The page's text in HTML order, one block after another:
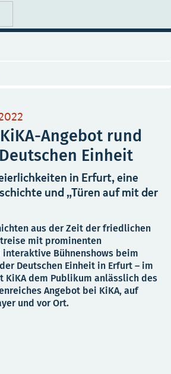
Angebot rund
Einheit
in Erfurt, eine
und „Türen auf mit der
aus der Zeit der friedlichen
mit prominenten
Bühnenshows beim
Deutschen Einheit in Erfurt – im
KiKA dem Publikum anlässlich des
Angebot bei KiKA, auf
und vor Ort.